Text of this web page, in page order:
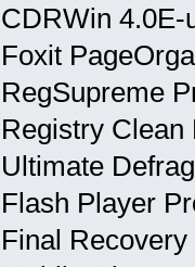
CDRWin 4.0E-
Foxit
RegSupreme
Registry Clean
Ultimate
Flash Player
Final